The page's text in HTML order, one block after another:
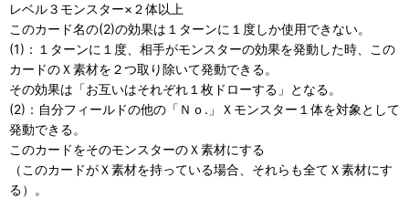
レベル３モンスター×２体以上
このカード名の(2)の効果は１ターンに１度しか使用できない。
(1)：１ターンに１度、相手がモンスターの効果を発動した時、この
カードのＸ素材を２つ取り除いて発動できる。
その効果は「お互いはそれぞれ１枚ドローする」となる。
(2)：自分フィールドの他の「Ｎｏ.」Ｘモンスター１体を対象として
発動できる。
このカードをそのモンスターのＸ素材にする
（このカードがＸ素材を持っている場合、それらも全てＸ素材にす
る）。